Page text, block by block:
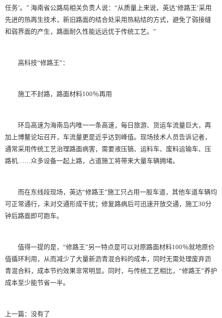
任务’。” 海南省公路局相关负责人说：“从质量上来说，英达‘修路王’采用
先进的热再生技术，新旧路面的结合处采用热粘结的方式，避免了弱接缝
和弱界面的产生，路面耐久性能远远优于传统工艺。”
高科技“修路王”：
施工不封路，路面材料100％再用
环岛高速为海南岛内唯一一条高速，每日旅游、货运车流量巨大，再
加上博鳌论坛召开，车流量更是近乎达到峰值。现场技术人员告诉记者，
通常采用传统工艺治理路面病害，需要液压镐、运料车、废料运输车、压
路机……众多设备一起上路，占道施工将带来大量车辆拥堵。
而在东线段现场，英达“修路王”施工只占用一股车道，其他车道车辆均
可正常通行，未对交通形成干扰；修复路病后可迅速开放交通，施工30分
钟后路面即可跑车。
值得一提的是，“修路王”另一特点是可以对原路面材料100％就地原价
值循环利用，从而减少了大量新沥青混合料的成本，同时无需处理废弃沥
青混合料，成本节约效果非常明显。同时，与传统工艺相比，“修路王”养护
成本至少能节省一半。
上一篇：没有了